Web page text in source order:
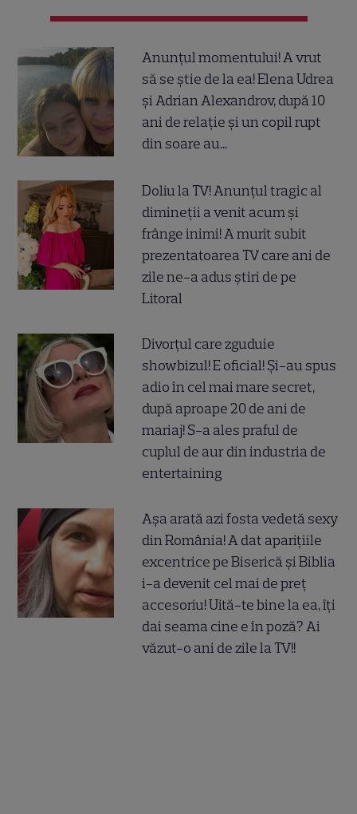
Anunțul momentului! A vrut
să se știe de la ea! Elena Udrea
și Adrian Alexandrov, după 10
ani de relație și un copil rupt
din soare au...
Doliu la TV! Anunțul tragic al
dimineții a venit acum și
frânge inimi! A murit subit
prezentatoarea TV care ani de
zile ne-a adus știri de pe
Litoral
Divorțul care zguduie
showbizul! E oficial! Și-au spus
adio în cel mai mare secret,
după aproape 20 de ani de
mariaj! S-a ales praful de
cuplul de aur din industria de
entertaining
Așa arată azi fosta vedetă sexy
din România! A dat aparițiile
excentrice pe Biserică și Biblia
i-a devenit cel mai de preț
accesoriu! Uită-te bine la ea, îți
dai seama cine e în poză? Ai
văzut-o ani de zile la TV!!